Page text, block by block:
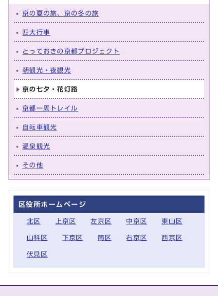
京の夏の旅、京の冬の旅
四大行事
とっておきの京都プロジェクト
朝観光・夜観光
京の七夕・花灯路
京都一周トレイル
自転車観光
温泉観光
その他
区役所ホームページ
北区 上京区 左京区 中京区 東山区
山科区 下京区 南区 右京区 西京区
伏見区